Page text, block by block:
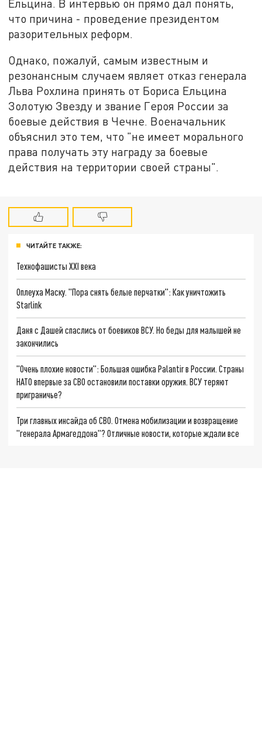
Ельцина. В интервью он прямо дал понять,
что причина - проведение президентом
разорительных реформ.
Однако, пожалуй, самым известным и
резонансным случаем являет отказ генерала
Льва Рохлина принять от Бориса Ельцина
Золотую Звезду и звание Героя России за
боевые действия в Чечне. Военачальник
объяснил это тем, что "не имеет морального
права получать эту награду за боевые
действия на территории своей страны".
ЧИТАЙТЕ ТАКЖЕ:
Технофашисты XXI века
Оплеуха Маску. "Пора снять белые перчатки": Как уничтожить
Starlink
Даня с Дашей спаслись от боевиков ВСУ. Но беды для малышей не
закончились
"Очень плохие новости": Большая ошибка Palantir в России. Страны
НАТО впервые за СВО остановили поставки оружия. ВСУ теряют
приграничье?
Три главных инсайда об СВО. Отмена мобилизации и возвращение
"генерала Армагеддона"? Отличные новости, которые ждали все